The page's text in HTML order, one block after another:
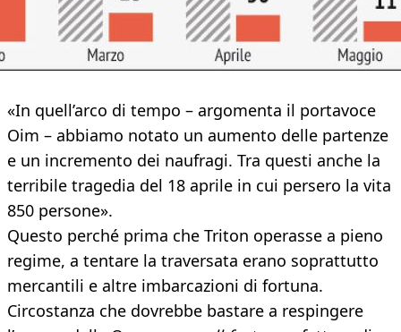
«In quell’arco di tempo – argomenta il portavoce
Oim – abbiamo notato un aumento delle partenze
e un incremento dei naufragi. Tra questi anche la
terribile tragedia del 18 aprile in cui persero la vita
850 persone».
Questo perché prima che Triton operasse a pieno
regime, a tentare la traversata erano soprattutto
mercantili e altre imbarcazioni di fortuna.
Circostanza che dovrebbe bastare a respingere